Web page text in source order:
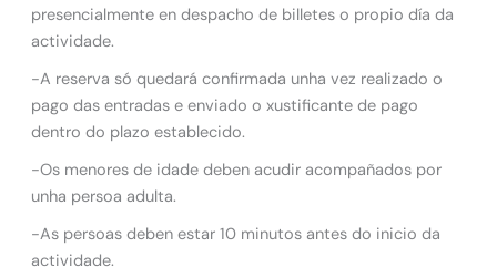
presencialmente en despacho de billetes o propio día da
actividade.
-A reserva só quedará confirmada unha vez realizado o
pago das entradas e enviado o xustificante de pago
dentro do plazo establecido.
-Os menores de idade deben acudir acompañados por
unha persoa adulta.
-As persoas deben estar 10 minutos antes do inicio da
actividade.